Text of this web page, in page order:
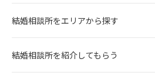
結婚相談所をエリアから探す
結婚相談所を紹介してもらう